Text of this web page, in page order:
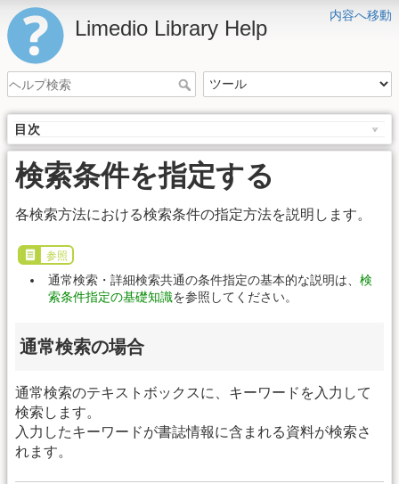
内容へ移動
Limedio Library Help
目次
検索条件を指定する
各検索方法における検索条件の指定方法を説明します。
参照
通常検索・詳細検索共通の条件指定の基本的な説明は、 検
索条件指定の基礎知識を参照してください。
通常検索の場合
通常検索のテキストボックスに、キーワードを入力して
検索します。
入力したキーワードが書誌情報に含まれる資料が検索さ
れます。